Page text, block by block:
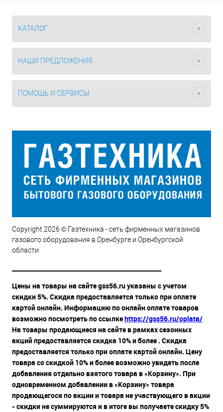
КАТАЛОГ
НАШИ ПРЕДЛОЖЕНИЯ
ПОМОЩЬ И СЕРВИСЫ
Copyright 2026 © Газтехника - сеть фирменных магазинов
газового оборудования в Оренбурге и Оренбургской
области
Цены на товары на сайте gss56.ru указаны с учетом
скидки 5%. Скидка предоставляется только при оплате
картой онлайн. Информацию по онлайн оплате товаров
возможно посмотреть по ссылкеhttps://gss56.ru/oplata/
На товары продающиеся на сайте в рамках сезонных
акций предоставляется скидка 10% и более . Скидка
предоставляется только при оплате картой онлайн. Цену
товара со скидкой 10% и более возможно увидеть после
добавления отдельно взятого товара в «Корзину». При
одновременном добавлении в «Корзину» товара
продающегося по акции и товара не участвующего в акции
- скидки не суммируются и в итоге вы получаете скидку 5%